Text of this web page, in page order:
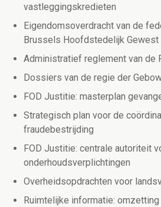
vastleggingskredieten
Eigendomsoverdracht van de
Brussels Hoofdstedelijk Gewest
Administratief reglement van de
Dossiers van de regie der
FOD Justitie: masterplan
Strategisch plan voor de
fraudebestrijding
FOD Justitie: centrale autoriteit
onderhoudsverplichtingen
Overheidsopdrachten voor
Ruimtelijke informatie: